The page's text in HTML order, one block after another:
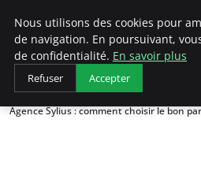
AIESEC France
Accueil
Agence Sylius : comment choisir le bon
Nous utilisons des cookies pour
de navigation. En poursuivant,
de confidentialité. En savoir plus
Refuser Accepter